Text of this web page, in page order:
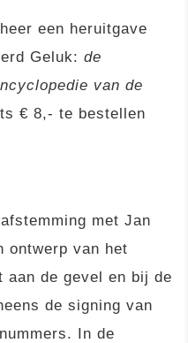
een heruitgave
Geluk: de
van de
€ 8,- te bestellen
met Jan
ontwerp van het
aan de gevel en bij de
de signing van
In de